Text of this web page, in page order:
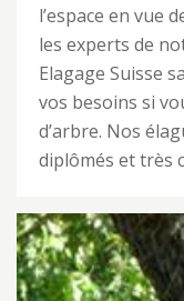
l’espace en vue
les experts de
Elagage Suisse
vos besoins si
d’arbre. Nos
diplômés et très